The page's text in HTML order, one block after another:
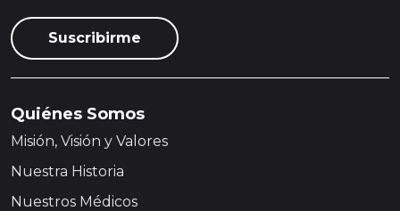
Quiénes Somos
Misión, Visión y Valores
Nuestra Historia
Nuestros Médicos